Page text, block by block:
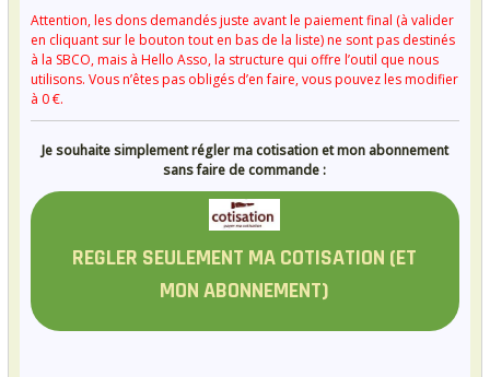
Attention, les dons demandés juste avant le paiement final (à valider
en cliquant sur le bouton tout en bas de la liste) ne sont pas destinés
à la SBCO, mais à Hello Asso, la structure qui offre l’outil que nous
utilisons. Vous n’êtes pas obligés d’en faire, vous pouvez les modifier
à 0 €.
Je souhaite simplement régler ma cotisation et mon abonnement
sans faire de commande :
REGLER SEULEMENT MA COTISATION (ET
MON ABONNEMENT)